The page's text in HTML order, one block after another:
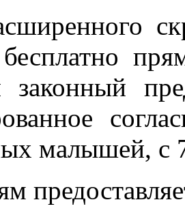
малышей, с